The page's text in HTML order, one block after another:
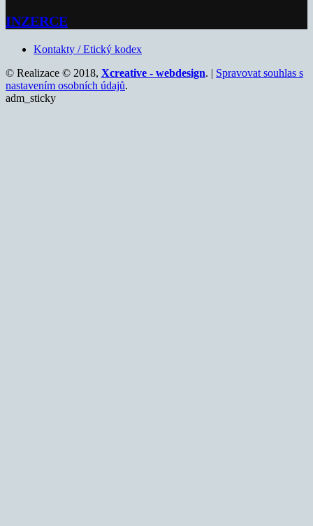
INZERCE
Kontakty / Etický kodex
© Realizace © 2018, Xcreative - webdesign. | Spravovat souhlas s
nastavením osobních údajů.
adm_sticky